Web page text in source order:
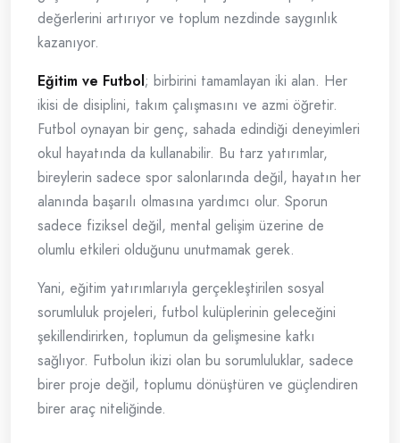
değerlerini artırıyor ve toplum nezdinde saygınlık
kazanıyor.
Eğitim ve Futbol; birbirini tamamlayan iki alan. Her
ikisi de disiplini, takım çalışmasını ve azmi öğretir.
Futbol oynayan bir genç, sahada edindiği deneyimleri
okul hayatında da kullanabilir. Bu tarz yatırımlar,
bireylerin sadece spor salonlarında değil, hayatın her
alanında başarılı olmasına yardımcı olur. Sporun
sadece fiziksel değil, mental gelişim üzerine de
olumlu etkileri olduğunu unutmamak gerek.
Yani, eğitim yatırımlarıyla gerçekleştirilen sosyal
sorumluluk projeleri, futbol kulüplerinin geleceğini
şekillendirirken, toplumun da gelişmesine katkı
sağlıyor. Futbolun ikizi olan bu sorumluluklar, sadece
birer proje değil, toplumu dönüştüren ve güçlendiren
birer araç niteliğinde.